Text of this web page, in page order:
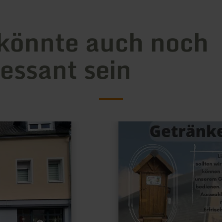
auch noch
sein
Restaurant
Burgschänke
Aremberg